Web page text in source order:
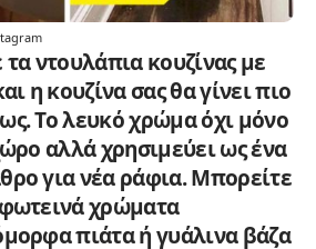
ντουλάπια κουζίνας με
η κουζίνα σας θα γίνει πιο
Το λευκό χρώμα όχι μόνο
αλλά χρησιμεύει ως ένα
για νέα ράφια. Μπορείτε
χρώματα
πιάτα ή γυάλινα βάζα